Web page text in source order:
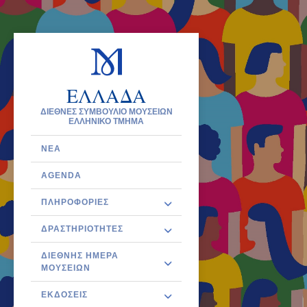
ΕΛΛΑΔΑ
ΔΙΕΘΝΕΣ ΣΥΜΒΟΥΛΙΟ ΜΟΥΣΕΙΩΝ
ΕΛΛΗΝΙΚΟ ΤΜΗΜΑ
ΝΈΑ
AGENDA
ΠΛΗΡΟΦΟΡΊΕΣ
ΔΡΑΣΤΗΡΙΌΤΗΤΕΣ
ΔΙΕΘΝΉΣ ΗΜΈΡΑ
ΜΟΥΣΕΊΩΝ
ΕΚΔΌΣΕΙΣ